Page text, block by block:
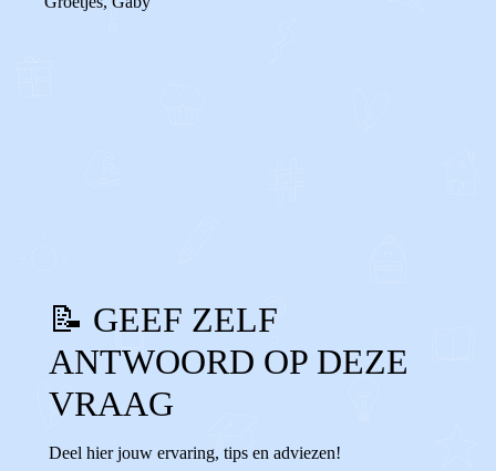
📝 GEEF ZELF
ANTWOORD OP DEZE
VRAAG
Deel hier jouw ervaring, tips en adviezen!